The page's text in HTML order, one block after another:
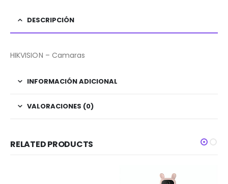
DESCRIPCIÓN
HIKVISION – Camaras
INFORMACIÓN ADICIONAL
VALORACIONES (0)
RELATED PRODUCTS